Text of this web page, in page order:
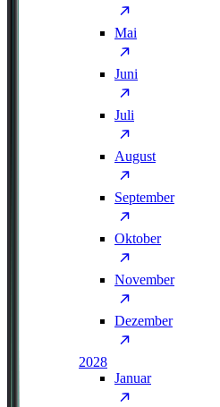
Mai
Juni
Juli
August
September
Oktober
November
Dezember
2028
Januar